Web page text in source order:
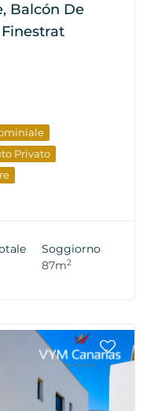
Balcón De
Privato
Soggiorno
87m2